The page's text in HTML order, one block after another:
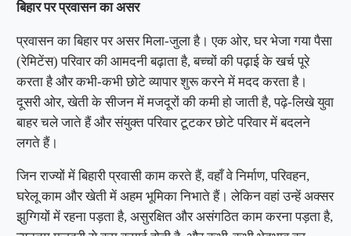
बिहारपरप्रवासनकाअसर
प्रवासन का बिहार पर असर मिला-जुला है। एक ओर, घर भेजा गया पैसा
(रेमिटेंस) परिवार की आमदनी बढ़ाता है, बच्चों की पढ़ाई के खर्च पूरे
करता है और कभी-कभी छोटे व्यापार शुरू करने में मदद करता है।
दूसरी ओर, खेती के सीजन में मजदूरों की कमी हो जाती है, पढ़े-लिखे युवा
बाहर चले जाते हैं और संयुक्त परिवार टूटकर छोटे परिवार में बदलने
लगते हैं।
जिन राज्यों में बिहारी प्रवासी काम करते हैं, वहाँ वे निर्माण, परिवहन,
घरेलू काम और खेती में अहम भूमिका निभाते हैं। लेकिन वहां उन्हें अक्सर
झुग्गियों में रहना पड़ता है, असुरक्षित और असंगठित काम करना पड़ता है,